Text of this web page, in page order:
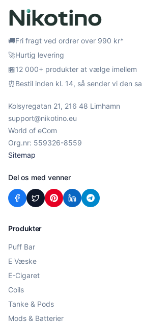
🚚Fri fragt ved ordrer over 990 kr*
🚀Hurtig levering
🏪12 000+ produkter at vælge imellem
⏰Bestil inden kl. 14, så sender vi den
Kolsyregatan 21, 216 48 Limhamn
support@nikotino.eu
World of eCom
Org.nr: 559326-8559
Sitemap
Del os med venner
Produkter
Puff Bar
E Væske
E-Cigaret
Coils
Tanke & Pods
Mods & Batterier